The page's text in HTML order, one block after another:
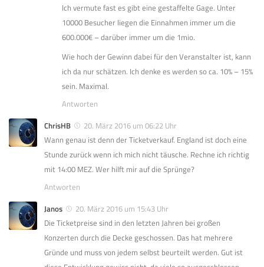
Ich vermute fast es gibt eine gestaffelte Gage. Unter
10000 Besucher liegen die Einnahmen immer um die
600.000€ – darüber immer um die 1mio.
Wie hoch der Gewinn dabei für den Veranstalter ist, kann
ich da nur schätzen. Ich denke es werden so ca. 10% – 15%
sein. Maximal.
Antworten
ChrisHB
20. März 2016 um 06:22 Uhr
Wann genau ist denn der Ticketverkauf. England ist doch eine
Stunde zurück wenn ich mich nicht täusche. Rechne ich richtig
mit 14:00 MEZ. Wer hilft mir auf die Sprünge?
Antworten
Janos
20. März 2016 um 15:43 Uhr
Die Ticketpreise sind in den letzten Jahren bei großen
Konzerten durch die Decke geschossen. Das hat mehrere
Gründe und muss von jedem selbst beurteilt werden. Gut ist